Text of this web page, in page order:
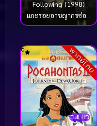
Following (1998)
แกะรอยอาชญากรซ่อน
เขี้ยว
พากย์ไทย
Full HD
6